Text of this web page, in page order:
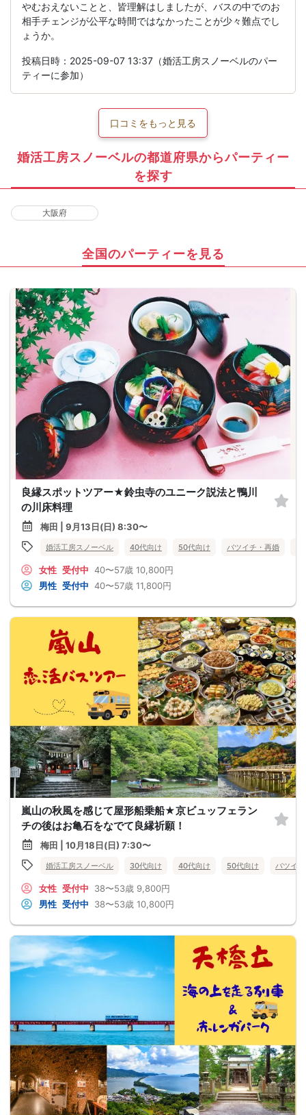
やむおえないことと、皆理解はしましたが、バスの中でのお
相手チェンジが公平な時間ではなかったことが少々難点でし
ょうか。
投稿日時：2025-09-07 13:37（婚活工房スノーベルのパー
ティーに参加）
口コミをもっと見る
婚活工房スノーベルの都道府県からパーティー
を探す
大阪府
全国のパーティーを見る
良縁スポットツアー★鈴虫寺のユニーク説法と鴨川
の川床料理
梅田 | 9月13日(日) 8:30〜
婚活工房スノーベル 40代向け 50代向け バツイチ・再婚
女性 受付中 40〜57歳 10,800円
男性 受付中 40〜57歳 11,800円
嵐山の秋風を感じて屋形船乗船★京ビュッフェラン
チの後はお亀石をなでて良縁祈願！
梅田 | 10月18日(日) 7:30〜
婚活工房スノーベル 30代向け 40代向け 50代向け バツイ
女性 受付中 38〜53歳 9,800円
男性 受付中 38〜53歳 10,800円